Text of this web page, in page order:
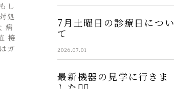
し
処
病
接
ガ
7月土曜日の診療日につい
て
2026.07.01
最新機器の見学に行きま